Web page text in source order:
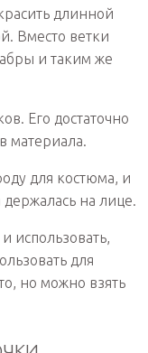
длинной
Вместо ветки
и таким же
Его достаточно
материала.
для костюма, и
на лице.
использовать,
для
но можно взять